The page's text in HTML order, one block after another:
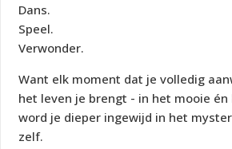
Dans.
Speel.
Verwonder.
Want elk moment dat je volledig
het leven je brengt - in het mooie
word je dieper ingewijd in het
zelf.